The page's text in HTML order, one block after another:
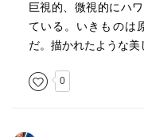
巨視的、微視的にハ
ている。いきものは
だ。描かれたような美
0